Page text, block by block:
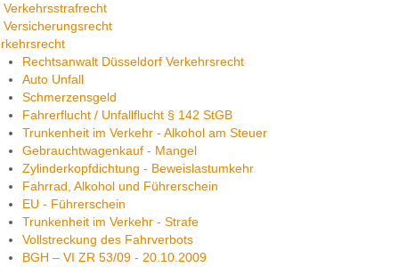
Verkehrsstrafrecht
Versicherungsrecht
Rechtsanwalt Düsseldorf Verkehrsrecht
Auto Unfall
Schmerzensgeld
Fahrerflucht / Unfallflucht § 142 StGB
Trunkenheit im Verkehr - Alkohol am Steuer
Gebrauchtwagenkauf - Mangel
Zylinderkopfdichtung - Beweislastumkehr
Fahrrad, Alkohol und Führerschein
EU - Führerschein
Trunkenheit im Verkehr - Strafe
Vollstreckung des Fahrverbots
BGH – VI ZR 53/09 - 20.10.2009